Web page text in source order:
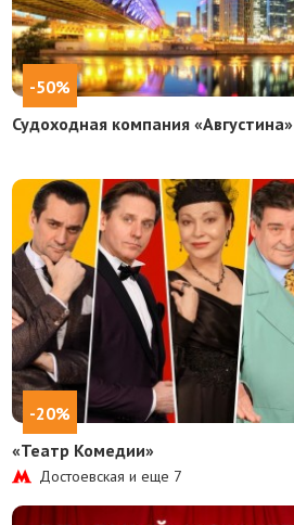
-50%
Судоходная компания «Августина»
-20%
«Театр Комедии»
Достоевская и еще 7